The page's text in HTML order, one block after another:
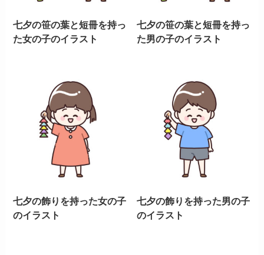
七夕の笹の葉と短冊を持っ
た女の子のイラスト
七夕の笹の葉と短冊を持っ
た男の子のイラスト
七夕の飾りを持った女の子
のイラスト
七夕の飾りを持った男の子
のイラスト